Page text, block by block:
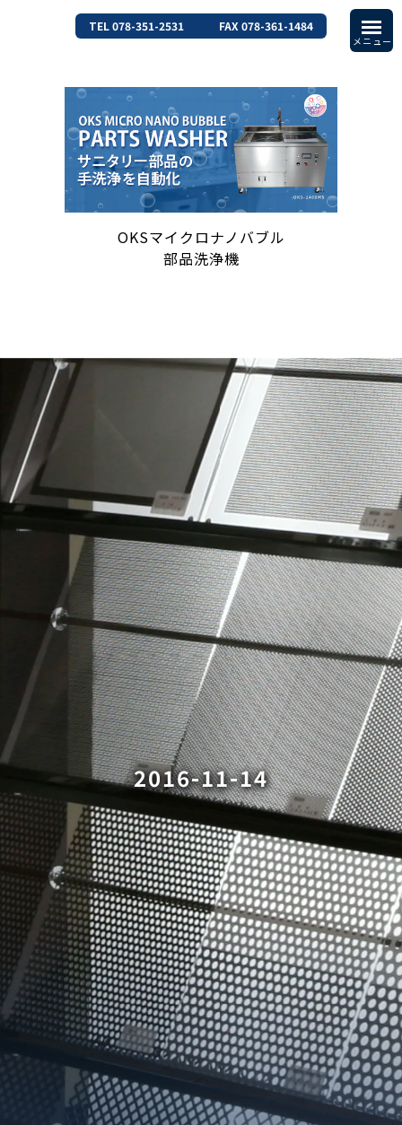
TEL 078-351-2531 FAX 078-361-1484
OKSマイクロナノバブル
部品洗浄機
2016-11-14